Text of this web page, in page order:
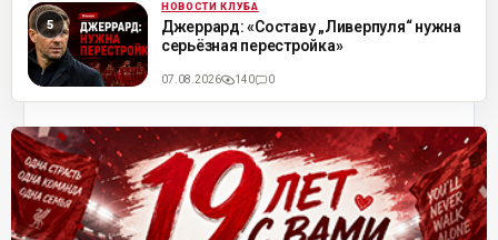
ML НОВОСТИ КЛУБА
Джеррард: «Составу „Ливерпуля“ нужна
серьёзная перестройка»
07.08.2026 140 0